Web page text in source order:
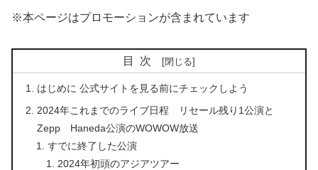
※本ページはプロモーションが含まれています
目次
はじめに 公式サイトを見る前にチェックしよう
2024年これまでのライブ日程 リセール残り1公演と
Zepp Haneda公演のWOWOW放送
すでに終了した公演
2024年初頭のアジアツアー